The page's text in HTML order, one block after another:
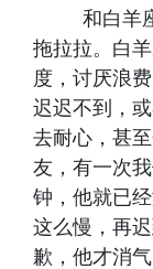
和白羊座
拖拉拉。白
度，讨厌浪
迟迟不到，
去耐心，甚
友，有一次
钟，他就已
这么慢，再
歉，他才消